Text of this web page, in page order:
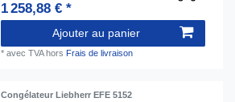
1 258,88 € *
Ajouter au panier
*avec TVAhors Frais de livraison
Congélateur Liebherr EFE 5152